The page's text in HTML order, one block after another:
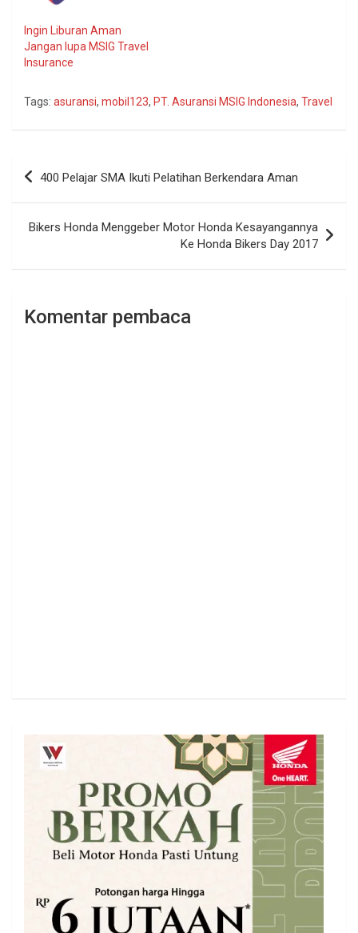
Ingin Liburan Aman
Jangan lupa MSIG Travel
Insurance
Tags: asuransi, mobil123, PT. Asuransi MSIG Indonesia, Travel
Navigasi
400 Pelajar SMA Ikuti Pelatihan Berkendara Aman
Bikers Honda Menggeber Motor Honda Kesayangannya
Ke Honda Bikers Day 2017
Komentar pembaca